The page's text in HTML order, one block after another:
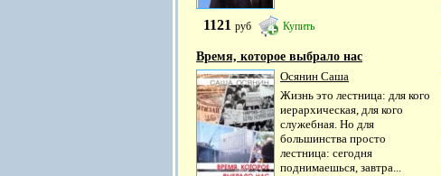
1121 руб Купить
Время, которое выбрало нас
Осянин Саша
Жизнь это лестница: для кого
иерархическая, для кого
служебная. Но для
большинства просто
лестница: сегодня
поднимаешься, завтра...